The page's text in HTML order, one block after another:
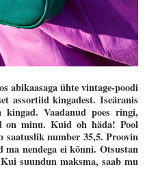
abikaasaga ühte vintage-poodi
assortiid kingadest. Iseäranis
Vaadanud poes ringi,
on minu. Kuid oh häda! Pool
number 35,5. Proovin
ma nendega ei kõnni. Otsustan
Kui suundun maksma, saab mu